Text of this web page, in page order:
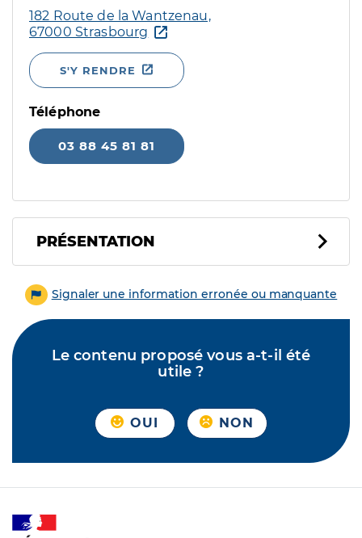
182 Route de la Wantzenau,
67000 Strasbourg
S'Y RENDRE
Téléphone
03 88 45 81 81
PRÉSENTATION
Signaler une information erronée ou manquante
Le contenu proposé vous a-t-il été
utile ?
OUI NON